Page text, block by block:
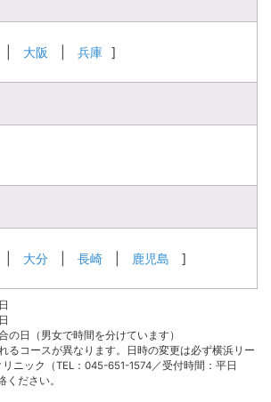
大阪 兵庫 ]
大分 長崎 鹿児島 ]
の日（男女で時間を分けています）
るコースが異なります。日時の変更は必ず横浜リー
ニック（TEL：045-651-1574／受付時間：平日
ださい。